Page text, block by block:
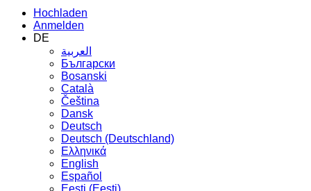
Hochladen
Anmelden
DE
العربية
Български
Bosanski
Сatalà
Čeština
Dansk
Deutsch
Deutsch (Deutschland)
Ελληνικά
English
Español
Eesti (Eesti)